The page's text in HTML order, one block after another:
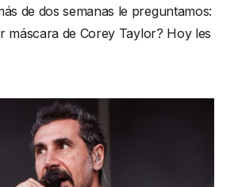
de dos semanas le preguntamos:
máscara de Corey Taylor? Hoy les